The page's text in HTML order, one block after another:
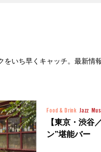
をいち早くキャッチ。最新情
Food & Drink Jazz
【東京・渋谷
ン”堪能バー